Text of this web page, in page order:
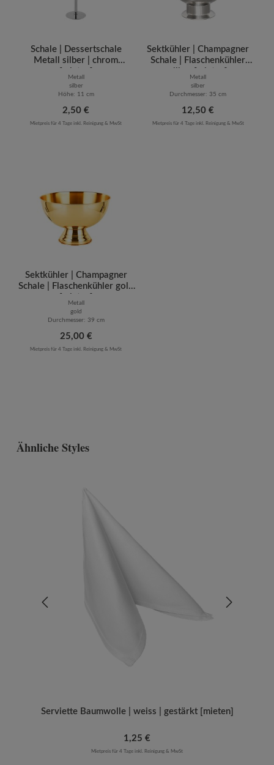
Schale | Dessertschale
Metall silber | chrom
Metall
silber
Höhe: 11 cm
Regulärer Preis:
2,50 €
Mietpreis für 4 Tage inkl. Reinigung & MwSt
Sektkühler | Champagner
Schale | Flaschenkühler
Metall
silber
Durchmesser: 35 cm
Regulärer Preis:
12,50 €
Mietpreis für 4 Tage inkl. Reinigung & MwSt
Sektkühler | Champagner
Schale | Flaschenkühler gold
Metall
gold
Durchmesser: 39 cm
Regulärer Preis:
25,00 €
Mietpreis für 4 Tage inkl. Reinigung & MwSt
Produktgalerie überspringen
Ähnliche Styles
Serviette Baumwolle | weiss | gestärkt [mieten]
Regulärer Preis:
1,25 €
Mietpreis für 4 Tage inkl. Reinigung & MwSt